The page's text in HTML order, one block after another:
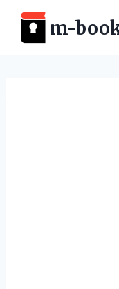
Перейти
содержимому
m-